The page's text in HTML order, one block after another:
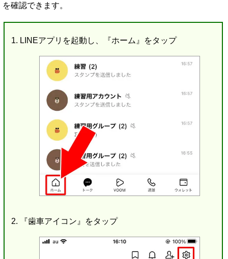
を確認できます。
LINEアプリを起動し、『ホーム』をタップ
『歯車アイコン』をタップ